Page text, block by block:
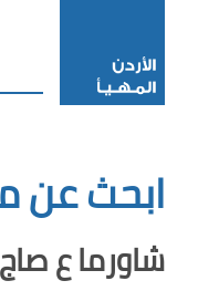
ابحث عن
شاورما ع صاج